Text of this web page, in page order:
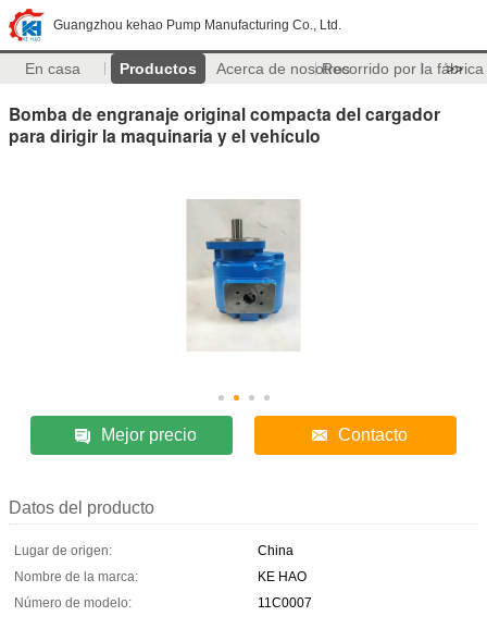
Guangzhou kehao Pump Manufacturing Co., Ltd.
En casa Productos Acerca de nosotrosRecorrido por la fábrica
>>
Bomba de engranaje original compacta del cargador
para dirigir la maquinaria y el vehículo
Mejor precio Contacto
Datos del producto
Lugar de origen:
China
Nombre de la marca:
KE HAO
Número de modelo:
11C0007